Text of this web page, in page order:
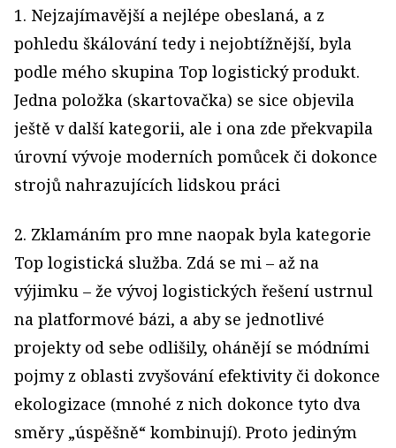
1. Nejzajímavější a nejlépe obeslaná, a z
pohledu škálování tedy i nejobtížnější, byla
podle mého skupina Top logistický produkt.
Jedna položka (skartovačka) se sice objevila
ještě v další kategorii, ale i ona zde překvapila
úrovní vývoje moderních pomůcek či dokonce
strojů nahrazujících lidskou práci
2. Zklamáním pro mne naopak byla kategorie
Top logistická služba. Zdá se mi – až na
výjimku – že vývoj logistických řešení ustrnul
na platformové bázi, a aby se jednotlivé
projekty od sebe odlišily, ohánějí se módními
pojmy z oblasti zvyšování efektivity či dokonce
ekologizace (mnohé z nich dokonce tyto dva
směry „úspěšně“ kombinují). Proto jediným